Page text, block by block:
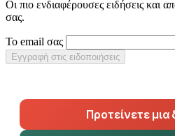
Οι πιο ενδιαφέρουσες ειδήσεις και
σας.
Το email σας
Εγγραφή στις ειδοποιήσεις
Προτείνετε